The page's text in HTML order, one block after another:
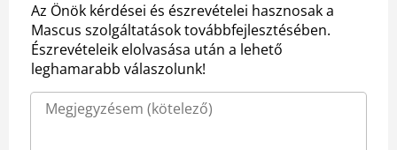
Az Önök kérdései és észrevételei hasznosak a
Mascus szolgáltatások továbbfejlesztésében.
Észrevételeik elolvasása után a lehető
leghamarabb válaszolunk!